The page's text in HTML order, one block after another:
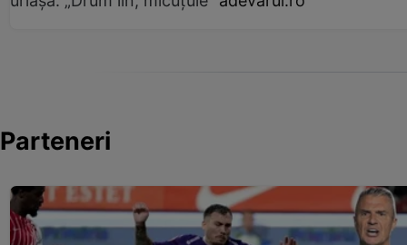
Parteneri